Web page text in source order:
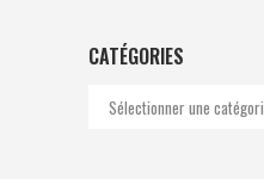
CATÉGORIES
Catégories